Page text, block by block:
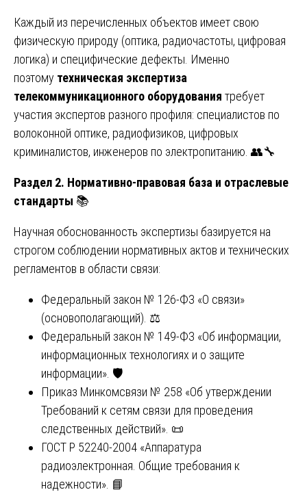
Каждый из перечисленных объектов имеет свою
физическую природу (оптика, радиочастоты, цифровая
логика) и специфические дефекты. Именно
поэтому техническая экспертиза
телекоммуникационного оборудования требует
участия экспертов разного профиля: специалистов по
волоконной оптике, радиофизиков, цифровых
криминалистов, инженеров по электропитанию. 👥🔧
Раздел 2. Нормативно-правовая база и отраслевые
стандарты 📚
Научная обоснованность экспертизы базируется на
строгом соблюдении нормативных актов и технических
регламентов в области связи:
Федеральный закон № 126-ФЗ «О связи»
(основополагающий). ⚖️
Федеральный закон № 149-ФЗ «Об информации,
информационных технологиях и о защите
информации». 🛡️
Приказ Минкомсвязи № 258 «Об утверждении
Требований к сетям связи для проведения
следственных действий». 📜
ГОСТ Р 52240-2004 «Аппаратура
радиоэлектронная. Общие требования к
надежности». 📘